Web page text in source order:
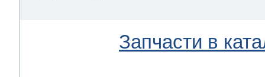
Запчасти в